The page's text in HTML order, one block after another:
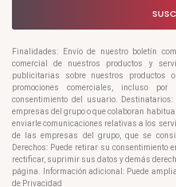
Finalidades: Envío de nuestro boletín
comercial de nuestros productos y
publicitarias sobre nuestros
promociones comerciales, incluso por
consentimiento del usuario.
empresas del grupo o que colaboran
enviarle comunicaciones relativas a los
de las empresas del grupo, que se
Derechos: Puede retirar su consentimiento
rectificar, suprimir sus datos y demás
página. Información adicional: Puede
de Privacidad